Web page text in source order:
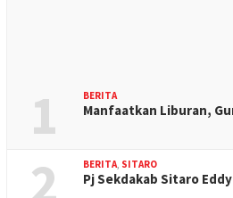
1 BERITA
Manfaatkan Liburan,
2 BERITA, SITARO
Pj Sekdakab Sitaro